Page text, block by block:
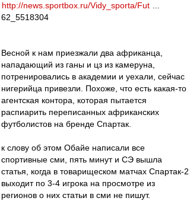
http://news.sportbox.ru/Vidy_sporta/Fut
62_5518304
Весной к нам приезжали два африканца,
нападающий из ганы и цз из камеруна,
потренировались в академии и уехали, сейчас
нигерийца привезли. Похоже, что есть какая-то
агентская контора, которая пытается
распиарить переписанных африканских
футболистов на бренде Спартак.
к слову об этом Обайе написали все
спортивные сми, пять минут и СЭ вышла
статья, когда в товарищеском матчах Спартак-2
выходит по 3-4 игрока на просмотре из
регионов о них статьи в сми не пишут.